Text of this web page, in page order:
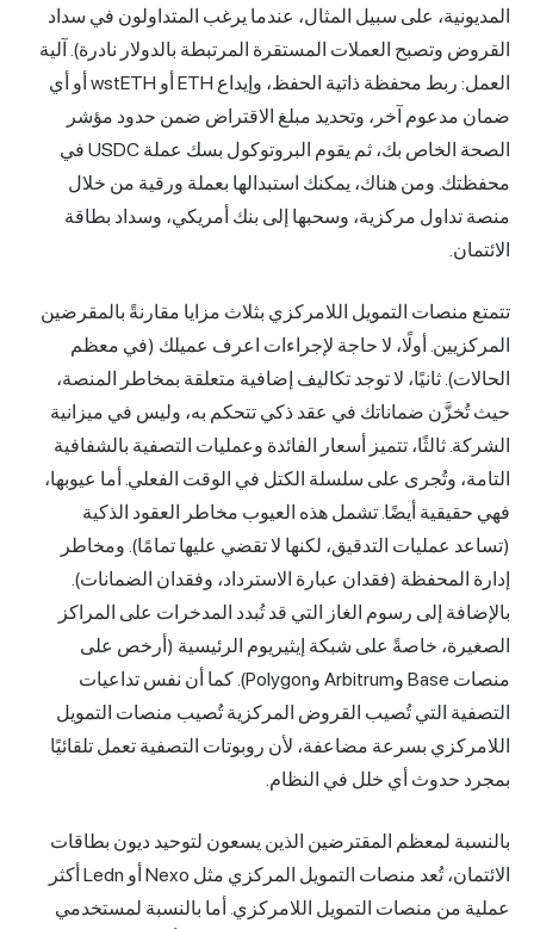
على سبيل المثال، عندما يرغب المتداولون في سداد
وتصبح العملات المستقرة المرتبطة بالدولار نادرة). آلية
العمل: ربط محفظة ذاتية الحفظ، وإيداع ETH أو wstETH أو أي
آخر، وتحديد مبلغ الاقتراض ضمن حدود مؤشر
الصحة الخاص بك، ثم يقوم البروتوكول بسك عملة USDC في
ومن هناك، يمكنك استبدالها بعملة ورقية من خلال
مركزية، وسحبها إلى بنك أمريكي، وسداد بطاقة
التمويل اللامركزي بثلاث مزايا مقارنةً بالمقرضين
أولًا، لا حاجة لإجراءات اعرف عميلك (في معظم
ثانيًا، لا توجد تكاليف إضافية متعلقة بمخاطر المنصة،
ضماناتك في عقد ذكي تتحكم به، وليس في ميزانية
ثالثًا، تتميز أسعار الفائدة وعمليات التصفية بالشفافية
وتُجرى على سلسلة الكتل في الوقت الفعلي. أما عيوبها،
أيضًا. تشمل هذه العيوب مخاطر العقود الذكية
التدقيق، لكنها لا تقضي عليها تمامًا). ومخاطر
(فقدان عبارة الاسترداد، وفقدان الضمانات).
إلى رسوم الغاز التي قد تُبدد المدخرات على المراكز
خاصةً على شبكة إيثيريوم الرئيسية (أرخص على
منصات Base وArbitrum وPolygon). كما أن نفس تداعيات
التي تُصيب القروض المركزية تُصيب منصات التمويل
بسرعة مضاعفة، لأن روبوتات التصفية تعمل تلقائيًا
حدوث أي خلل في النظام.
لمعظم المقترضين الذين يسعون لتوحيد ديون بطاقات
تُعد منصاتالتمويل المركزي
مثل Nexo أو Ledn أكثر
منصات التمويل اللامركزي. أما بالنسبة لمستخدمي